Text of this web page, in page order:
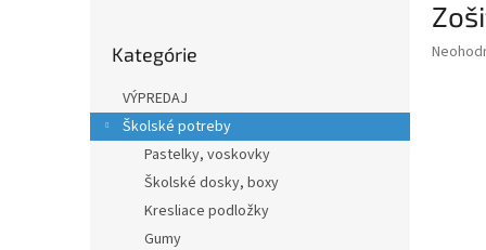
p
a
kategórie
Kategórie
VÝPREDAJ
Školské potreby
Pastelky, voskovky
Školské dosky, boxy
Kresliace podložky
Gumy